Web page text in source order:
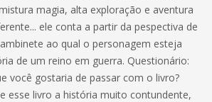
magia, alta exploração e aventura
ele conta a partir da pespectiva de
ao qual o personagem esteja
de um reino em guerra. Questionário:
você gostaria de passar com o livro?
esse livro a história muito contundente,